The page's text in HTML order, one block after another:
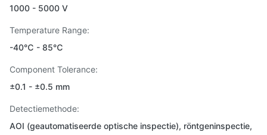
1000 - 5000 V
Temperature Range:
-40℃ - 85℃
Component Tolerance:
±0.1 - ±0.5 mm
Detectiemethode:
AOI (geautomatiseerde optische inspectie), röntgeninspectie,